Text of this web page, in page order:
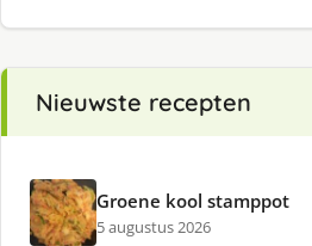
Nieuwste recepten
Groene kool stamppot
5 augustus 2026